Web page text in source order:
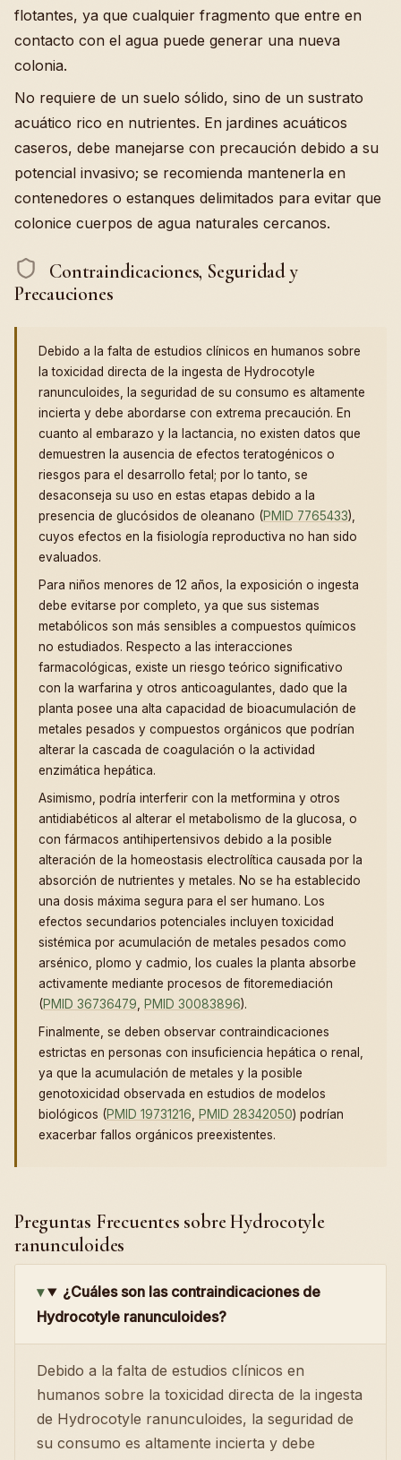
flotantes, ya que cualquier fragmento que entre en
contacto con el agua puede generar una nueva
colonia.
No requiere de un suelo sólido, sino de un sustrato
acuático rico en nutrientes. En jardines acuáticos
caseros, debe manejarse con precaución debido a su
potencial invasivo; se recomienda mantenerla en
contenedores o estanques delimitados para evitar que
colonice cuerpos de agua naturales cercanos.
Contraindicaciones, Seguridad y
Precauciones
Debido a la falta de estudios clínicos en humanos sobre
la toxicidad directa de la ingesta de Hydrocotyle
ranunculoides, la seguridad de su consumo es altamente
incierta y debe abordarse con extrema precaución. En
cuanto al embarazo y la lactancia, no existen datos que
demuestren la ausencia de efectos teratogénicos o
riesgos para el desarrollo fetal; por lo tanto, se
desaconseja su uso en estas etapas debido a la
presencia de glucósidos de oleanano (PMID 7765433),
cuyos efectos en la fisiología reproductiva no han sido
evaluados.
Para niños menores de 12 años, la exposición o ingesta
debe evitarse por completo, ya que sus sistemas
metabólicos son más sensibles a compuestos químicos
no estudiados. Respecto a las interacciones
farmacológicas, existe un riesgo teórico significativo
con la warfarina y otros anticoagulantes, dado que la
planta posee una alta capacidad de bioacumulación de
metales pesados y compuestos orgánicos que podrían
alterar la cascada de coagulación o la actividad
enzimática hepática.
Asimismo, podría interferir con la metformina y otros
antidiabéticos al alterar el metabolismo de la glucosa, o
con fármacos antihipertensivos debido a la posible
alteración de la homeostasis electrolítica causada por la
absorción de nutrientes y metales. No se ha establecido
una dosis máxima segura para el ser humano. Los
efectos secundarios potenciales incluyen toxicidad
sistémica por acumulación de metales pesados como
arsénico, plomo y cadmio, los cuales la planta absorbe
activamente mediante procesos de fitoremediación
(PMID 36736479, PMID 30083896).
Finalmente, se deben observar contraindicaciones
estrictas en personas con insuficiencia hepática o renal,
ya que la acumulación de metales y la posible
genotoxicidad observada en estudios de modelos
biológicos (PMID 19731216, PMID 28342050) podrían
exacerbar fallos orgánicos preexistentes.
Preguntas Frecuentes sobre Hydrocotyle
ranunculoides
¿Cuáles son las contraindicaciones de
Hydrocotyle ranunculoides?
Debido a la falta de estudios clínicos en
humanos sobre la toxicidad directa de la ingesta
de Hydrocotyle ranunculoides, la seguridad de
su consumo es altamente incierta y debe